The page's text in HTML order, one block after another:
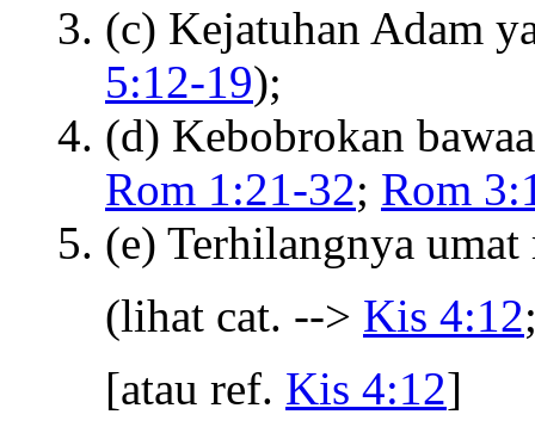
(c) Kejatuhan Adam
5:12-19);
(d) Kebobrokan
Rom 1:21-32; Rom
(e) Terhilangnya
(lihat cat. --> Kis 4:12
[atau ref. Kis 4:12]